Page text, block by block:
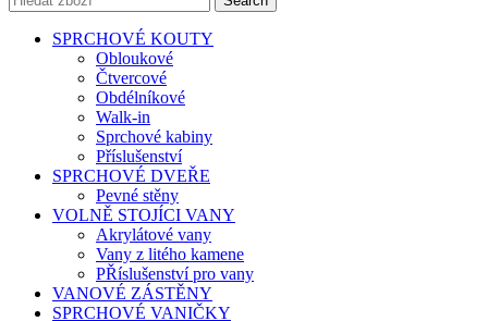
SPRCHOVÉ KOUTY
Obloukové
Čtvercové
Obdélníkové
Walk-in
Sprchové kabiny
Příslušenství
SPRCHOVÉ DVEŘE
Pevné stěny
VOLNĚ STOJÍCI VANY
Akrylátové vany
Vany z litého kamene
PŘíslušenství pro vany
VANOVÉ ZÁSTĚNY
SPRCHOVÉ VANIČKY